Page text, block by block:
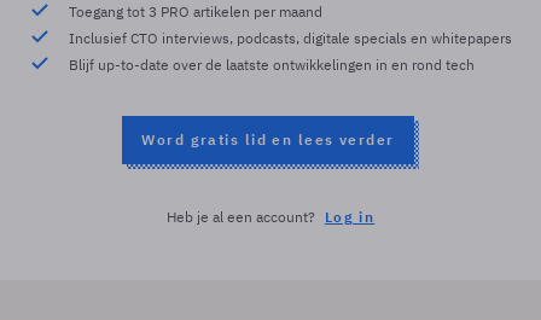
Toegang tot 3 PRO artikelen per maand
Inclusief CTO interviews, podcasts, digitale specials en whitepapers
Blijf up-to-date over de laatste ontwikkelingen in en rond tech
Word gratis lid en lees verder
Heb je al een account? Log in